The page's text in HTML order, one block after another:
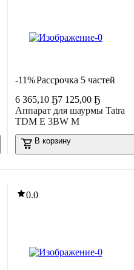
-11%Рассрочка 5 частей
6 365,10 Ҕ7 125,00 Ҕ
Аппарат для шаурмы Tatra
TDM E 3BW M
В корзину
0.0